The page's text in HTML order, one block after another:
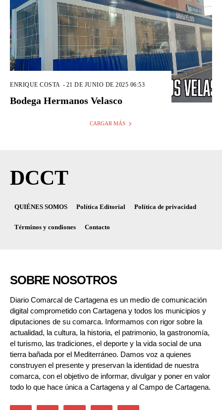
ENRIQUE COSTA - 21 DE JUNIO DE 2025 06:53
Bodega Hermanos Velasco
CARGAR MÁS
DCCT
QUIÉNES SOMOS Política Editorial Política de privacidad
Términos y condiones Contacto
SOBRE NOSOTROS
Diario Comarcal de Cartagena es un medio de comunicación
digital comprometido con Cartagena y todos los municipios y
diputaciones de su comarca. Informamos con rigor sobre la
actualidad, la cultura, la historia, el patrimonio, la gastronomía,
el turismo, las tradiciones, el deporte y la vida social de una
tierra bañada por el Mediterráneo. Damos voz a quienes
construyen el presente y preservan la identidad de nuestra
comarca, con el objetivo de informar, divulgar y poner en valor
todo lo que hace única a Cartagena y al Campo de Cartagena.